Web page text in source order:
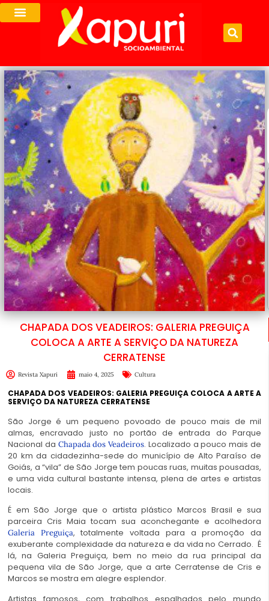
CHAPADA DOS VEADEIROS: GALERIA PREGUIÇA
COLOCA A ARTE A SERVIÇO DA NATUREZA
CERRATENSE
Revista Xapuri maio 4, 2025 Cultura
CHAPADA DOS VEADEIROS: GALERIA PREGUIÇA COLOCA A ARTE A
SERVIÇO DA NATUREZA CERRATENSE
São Jorge é um pequeno povoado de pouco mais de mil
almas, encravado justo no portão de entrada do Parque
Nacional da Chapada dos Veadeiros. Localizado a pouco mais de
20 km da cidadezinha-sede do município de Alto Paraíso de
Goiás, a “vila” de São Jorge tem poucas ruas, muitas pousadas,
e uma vida cultural bastante intensa, plena de artes e artistas
locais.
É em São Jorge que o artista plástico Marcos Brasil e sua
parceira Cris Maia tocam sua aconchegante e acolhedora
Galeria Preguiça, totalmente voltada para a promoção da
exuberante complexidade da natureza e da vida no Cerrado. É
lá, na Galeria Preguiça, bem no meio da rua principal da
pequena vila de São Jorge, que a arte Cerratense de Cris e
Marcos se mostra em alegre esplendor.
Artistas famosos, com trabalhos espalhados pelo mundo